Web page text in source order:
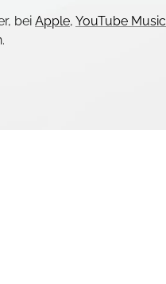
bei Apple, YouTube Music